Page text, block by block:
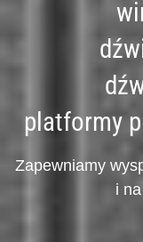
platformy
Zapewniamy
i